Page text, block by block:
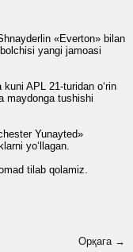
«Everton» bilan
yangi jamoasi
APL 21-turidan o‘rin
maydonga tushishi
Yunayted»
yo‘llagan.
tilab qolamiz.
Орқага →